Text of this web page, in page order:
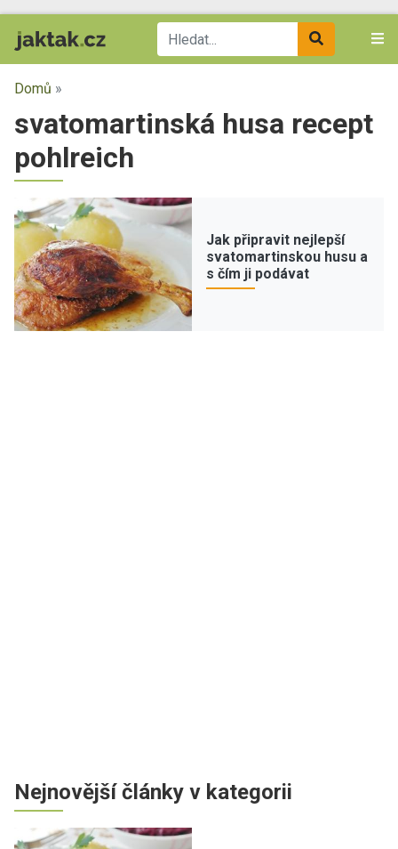
Domů »
svatomartinská husa recept
pohlreich
Jak připravit nejlepší
svatomartinskou husu a
s čím ji podávat
Nejnovější články v kategorii